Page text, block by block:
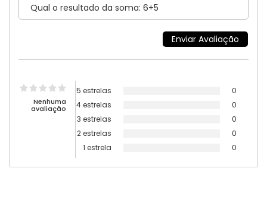
Nenhuma
avaliação
5 estrelas
0
4 estrelas
0
3 estrelas
0
2 estrelas
0
1 estrela
0